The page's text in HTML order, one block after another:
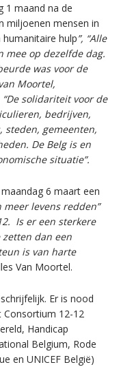
1 maand na de
miljoenen mensen in
hulp”, “Alle
mee op dezelfde dag.
was voor de
Moortel,
solidariteit voor de
bedrijven,
steden, gemeenten,
De Belg is en
situatie”.
6 maart een
meer levens redden”
Is er een sterkere
dan een
is van harte
Van Moortel.
Er is nood
Consortium 12-12
Handicap
Belgium, Rode
en UNICEF België)